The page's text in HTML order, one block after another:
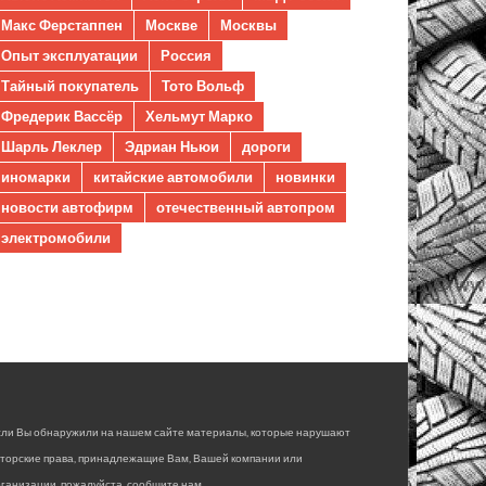
Макс Ферстаппен
Москве
Москвы
Опыт эксплуатации
Россия
Тайный покупатель
Тото Вольф
Фредерик Вассёр
Хельмут Марко
Шарль Леклер
Эдриан Ньюи
дороги
иномарки
китайские автомобили
новинки
новости автофирм
отечественный автопром
электромобили
Вы обнаружили на нашем сайте материалы, которые нарушают
права, принадлежащие Вам, Вашей компании или